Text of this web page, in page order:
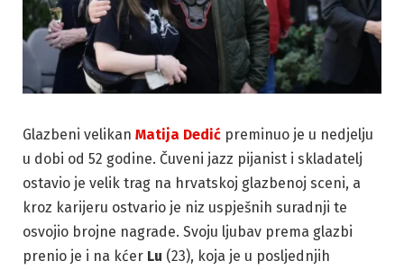
Glazbeni velikan Matija Dedić preminuo je u nedjelju
u dobi od 52 godine. Čuveni jazz pijanist i skladatelj
ostavio je velik trag na hrvatskoj glazbenoj sceni, a
kroz karijeru ostvario je niz uspješnih suradnji te
osvojio brojne nagrade. Svoju ljubav prema glazbi
prenio je i na kćer Lu (23), koja je u posljednjih